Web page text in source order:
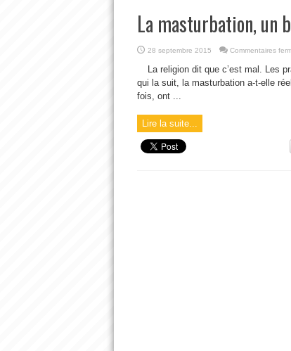
La masturbation, un
28 septembre 2015 Commentaires
La religion dit que c’est mal. Les
qui la suit, la masturbation a-t-elle
fois, ont ...
Lire la suite...